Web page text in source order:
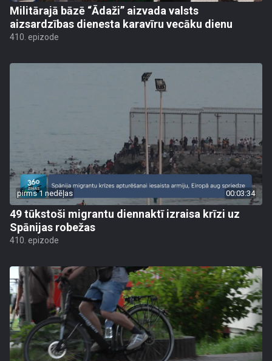
Militārajā bāzē “Ādaži” aizvada valsts
aizsardzības dienesta karavīru vecāku dienu
410. epizode
pirms 1 nedēļas 00:03:34
49 tūkstoši migrantu diennaktī izraisa krīzi uz
Spānijas robežas
410. epizode